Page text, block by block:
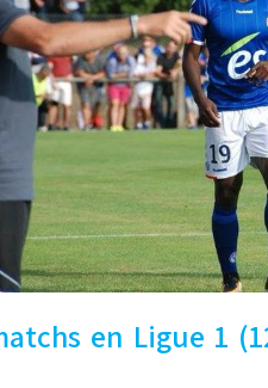
en Ligue 1